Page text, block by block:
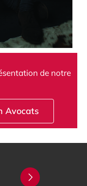
de notre
Avocats